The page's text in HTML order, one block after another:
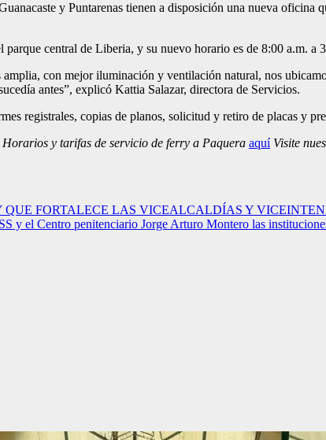
y Puntarenas tienen a disposición una nueva
central de Liberia, y su nuevo horario es de 8:00 a.m. a
con mejor iluminación y ventilación natural, nos
antes”, explicó Kattia Salazar, directora de Servicios.
registrales, copias de planos, solicitud y retiro de placas y
y tarifas de servicio de ferry a Paquera aquí Visite
FORTALECE LAS VICEALCALDÍAS Y
y el Centro penitenciario Jorge Arturo Montero las